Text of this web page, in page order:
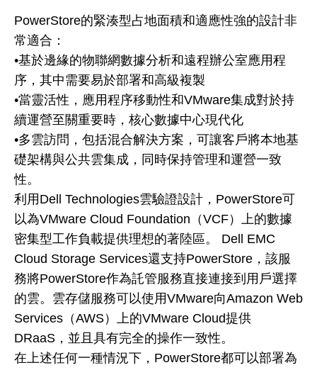
PowerStore的緊湊型占地面積和適應性強的設計非
常適合：
•基於邊緣的物聯網數據分析和遠程辦公室應用程
序，其中需要易於部署和高級複製
•當靈活性，應用程序移動性和VMware集成對於持
續運營至關重要時，核心數據中心現代化
•多雲訪問，包括混合解決方案，可讓客戶將本地基
礎架構與公共雲集成，同時保持管理和運營一致
性。
利用Dell Technologies雲驗證設計，PowerStore可
以為VMware Cloud Foundation（VCF）上的數據
密集型工作負載提供理想的著陸區。 Dell EMC
Cloud Storage Services還支持PowerStore，該服
務將PowerStore作為託管服務直接連接到用戶選擇
的雲。雲存儲服務可以使用VMware向Amazon Web
Services（AWS）上的VMware Cloud提供
DRaaS，並且具有完全的操作一致性。
在上述任何一種情況下，PowerStore都可以部署為